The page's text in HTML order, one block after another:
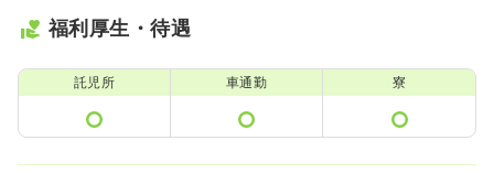
福利厚生・待遇
託児所 車通勤 寮